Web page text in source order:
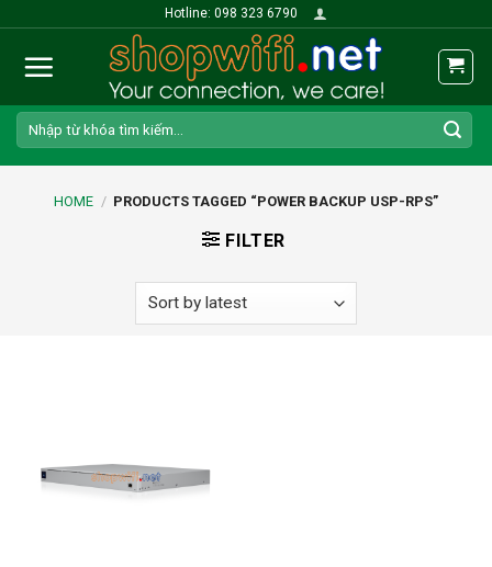
content
Hotline: 098 323 6790
Search
for:
HOME / PRODUCTS TAGGED “POWER BACKUP USP-RPS”
FILTER